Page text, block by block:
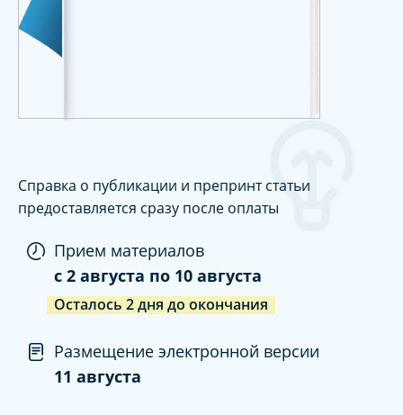
Справка о публикации и препринт статьи
предоставляется сразу после оплаты
Прием материалов
c 2 августа по 10 августа
Осталось 2дня до окончания
Размещение электронной версии
11 августа